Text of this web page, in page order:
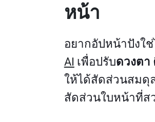
หน้า
อยากอัปหน้าปังใ
AI เพื่อปรับดวงตา
ให้ได้สัดส่วนสมดุ
สัดส่วนใบหน้าที่ส